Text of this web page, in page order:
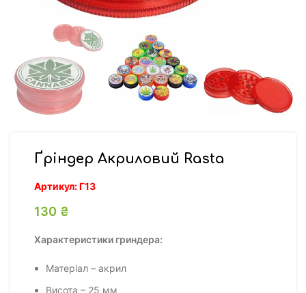
Ґріндер Акриловий Rasta
Артикул:Г13
130 ₴
Характеристики гриндера:
Матеріал – акрил
Висота – 25 мм